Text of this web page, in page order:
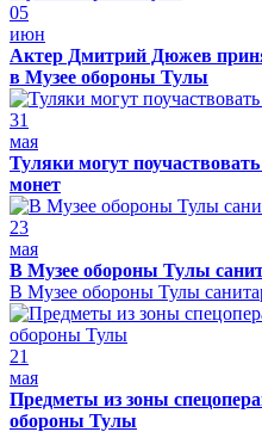
05
июн
Актер Дмитрий Дюжев
в Музее обороны Тулы
31
мая
Туляки могут
монет
23
мая
В Музее обороны Тулы
В Музее обороны Тулы
21
мая
Предметы из зоны
обороны Тулы